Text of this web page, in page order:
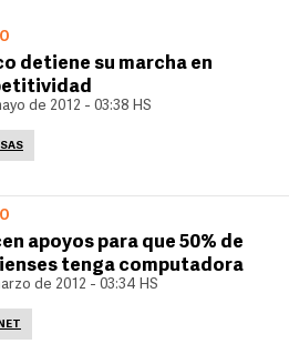
detiene su marcha en
de 2012 - 03:38 HS
apoyos para que 50% de
tenga computadora
de 2012 - 03:34 HS